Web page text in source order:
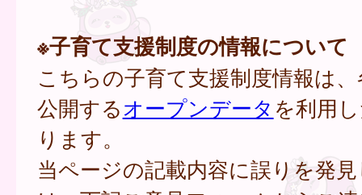
※子育て支援制度の情報について
こちらの子育て支援制度情報は
公開するオープンデータ を利用
ります。
当ページの記載内容に誤りを発